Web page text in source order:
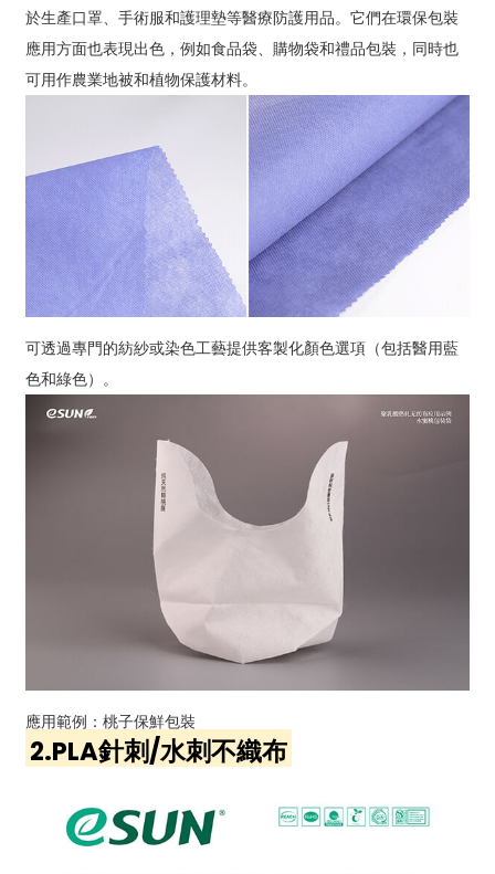
於生產口罩、手術服和護理墊等醫療防護用品。它們在環保包裝
應用方面也表現出色，例如食品袋、購物袋和禮品包裝，同時也
可用作農業地被和植物保護材料。
可透過專門的紡紗或染色工藝提供客製化顏色選項（包括醫用藍
色和綠色）。
應用範例：桃子保鮮包裝
2.PLA針刺/水刺不織布